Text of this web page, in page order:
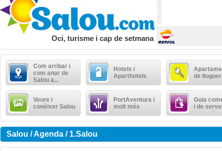
Oci, turisme i cap de setmana
Com arribar i
com anar de
Salou a...
Hotels i
Aparthotels
de lloguer
Veure i
conèixer Salou
PortAventura i
molt més
Guia
i de
Salou / Agenda / 1.Salou